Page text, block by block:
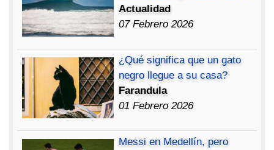
Actualidad
07 Febrero 2026
¿Qué significa que un gato
negro llegue a su casa?
Farandula
01 Febrero 2026
Messi en Medellín, pero